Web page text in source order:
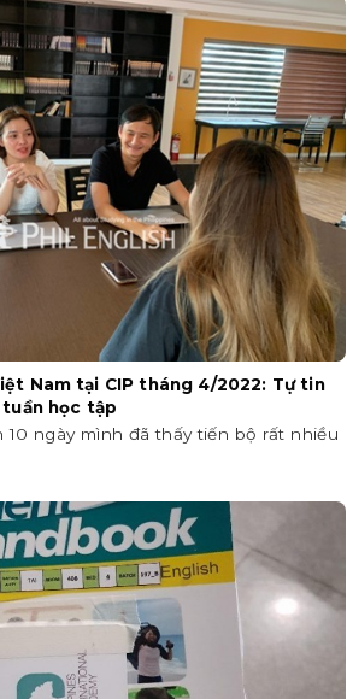
Nam tại CIP tháng 4/2022: Tự tin
học tập
10 ngày mình đã thấy tiến bộ rất nhiều